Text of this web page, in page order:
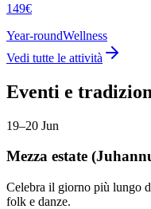
149€
Year-roundWellness
Vedi tutte le attività
Eventi e
19–20 Jun
Mezza estate
Celebra il giorno più lungo
folk e danze.